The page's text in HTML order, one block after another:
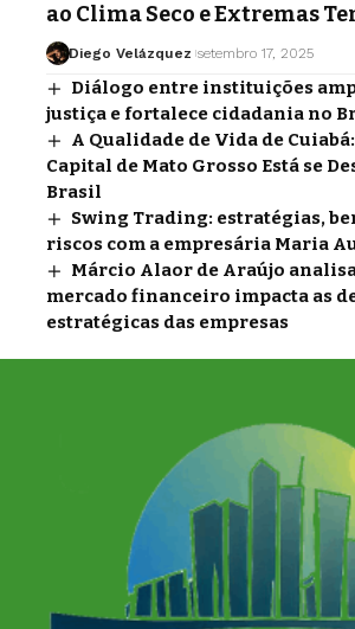
ao Clima Seco e Extremas
Diego Velázquez setembro 17, 2025
Diálogo entre instituições
justiça e fortalece cidadania no
A Qualidade de Vida de
Capital de Mato Grosso Está se
Brasil
Swing Trading: estratégias,
riscos com a empresária Maria
Márcio Alaor de Araújo
mercado financeiro impacta as
estratégicas das empresas